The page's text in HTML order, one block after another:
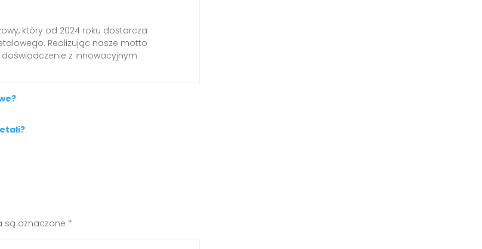
który od 2024 roku dostarcza
Realizując nasze motto
doświadczenie z innowacyjnym
są oznaczone *